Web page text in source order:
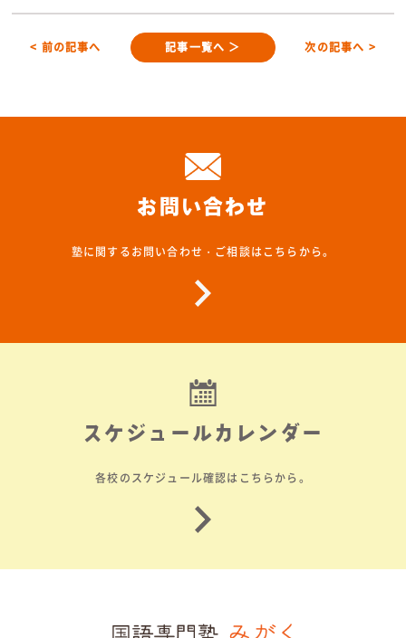
< 前の記事へ 記事一覧へ ＞ 次の記事へ >
お問い合わせ
塾に関するお問い合わせ・ご相談はこちらから。
スケジュールカレンダー
各校のスケジュール確認はこちらから。